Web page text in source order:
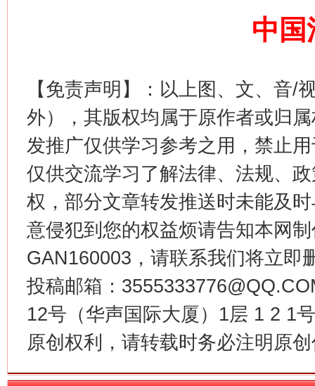
中国
【免责声明】：以上图、文、音/
外），其版权均属于原作者或归
发推广仅供学习参考之用，禁止
仅供交流学习了解法律、法规、
权，部分文章转发推送时未能及
意侵犯到您的权益烦请告知本网
GAN160003，请联系我们将立即
投稿邮箱：
12号（华声国际大厦）1层 1 2 1
原创权利，请转载时务必注明原
“刷贴”乱象丛生
生
揭批美国五大"原罪" "炒